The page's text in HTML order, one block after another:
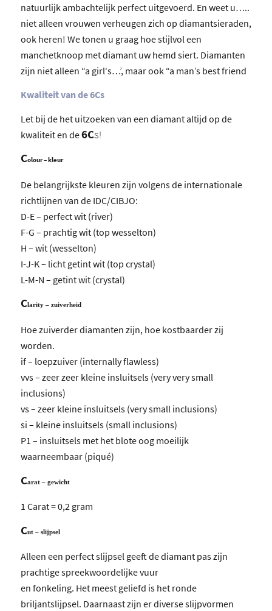
natuurlijk ambachtelijk perfect uitgevoerd. En weet u…..
niet alleen vrouwen verheugen zich op diamantsieraden,
ook heren! We tonen u graag hoe stijlvol een
manchetknoop met diamant uw hemd siert. Diamanten
zijn niet alleen “a girl‘s…’, maar ook “a man’s best friend
Kwaliteit van de 6Cs
Let bij de het uitzoeken van een diamant altijd op de
kwaliteit en de6Cs!
Colour – kleur
De belangrijkste kleuren zijn volgens de internationale
richtlijnen van de IDC/CIBJO:
D-E – perfect wit (river)
F-G – prachtig wit (top wesselton)
H – wit (wesselton)
I-J-K – licht getint wit (top crystal)
L-M-N – getint wit (crystal)
Clarity – zuiverheid
Hoe zuiverder diamanten zijn, hoe kostbaarder zij
worden.
if – loepzuiver (internally flawless)
vvs – zeer zeer kleine insluitsels (very very small
inclusions)
vs – zeer kleine insluitsels (very small inclusions)
si – kleine insluitsels (small inclusions)
P1 – insluitsels met het blote oog moeilijk
waarneembaar (piqué)
Carat – gewicht
1 Carat = 0,2 gram
Cut – slijpsel
Alleen een perfect slijpsel geeft de diamant pas zijn
prachtige spreekwoordelijke vuur
en fonkeling. Het meest geliefd is het ronde
briljantslijpsel. Daarnaast zijn er diverse slijpvormen